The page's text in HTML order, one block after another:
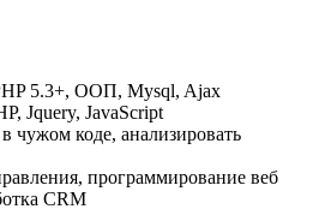
5.3+, ООП, Mysql, Ajax
Jquery, JavaScript
чужом коде, анализировать
программирование веб
CRM